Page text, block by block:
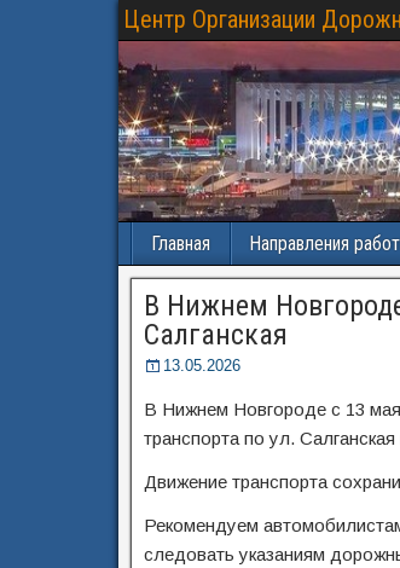
Центр Организации
Главная Направления
В Нижнем
Салганская
13.05.2026
В Нижнем Новгороде с 13
транспорта по ул.
Движение транспорта
Рекомендуем
следовать указаниям